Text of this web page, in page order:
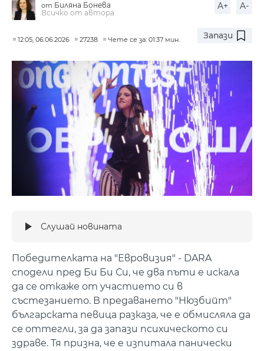
от Биляна Бонева
Всичко от автора
A+ A-
12:05, 06.06.2026 27238 Чете се за: 01:37 мин. Запази
Слушай новината
Победителката на "Евровизия" - DARA
сподели пред Би Би Си, че два пъти е искала
да се откаже от участието си в
състезанието. В предаването "Нюзбийт"
българската певица разказа, че е обмисляла да
се оттегли, за да запази психическото си
здраве. Тя призна, че е изпитала панически